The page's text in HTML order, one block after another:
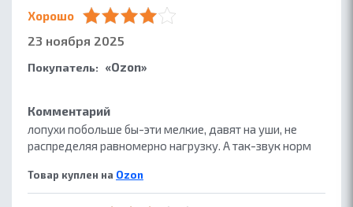
Покупатель: «Ozon»
Комментарий
лопухи побольше бы-эти мелкие, давят на уши, не
распределяя равномерно нагрузку. А так-звук норм
Товар куплен на Ozon
Хорошо
23 ноября 2025